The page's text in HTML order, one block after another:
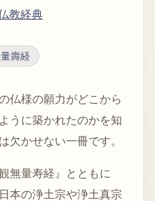
教経典
壽経
仏様の願力がどこから
うに築かれたのかを知
欠かせない一冊です。
無量寿経』とともに
本の浄土宗や浄土真宗